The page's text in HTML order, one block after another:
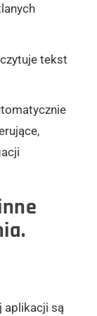
tekst
aplikacji są